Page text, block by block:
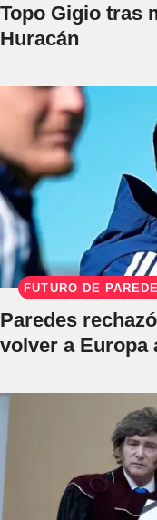
Topo Gigio tras
Huracán
FUTURO DE
Paredes
volver a Europa